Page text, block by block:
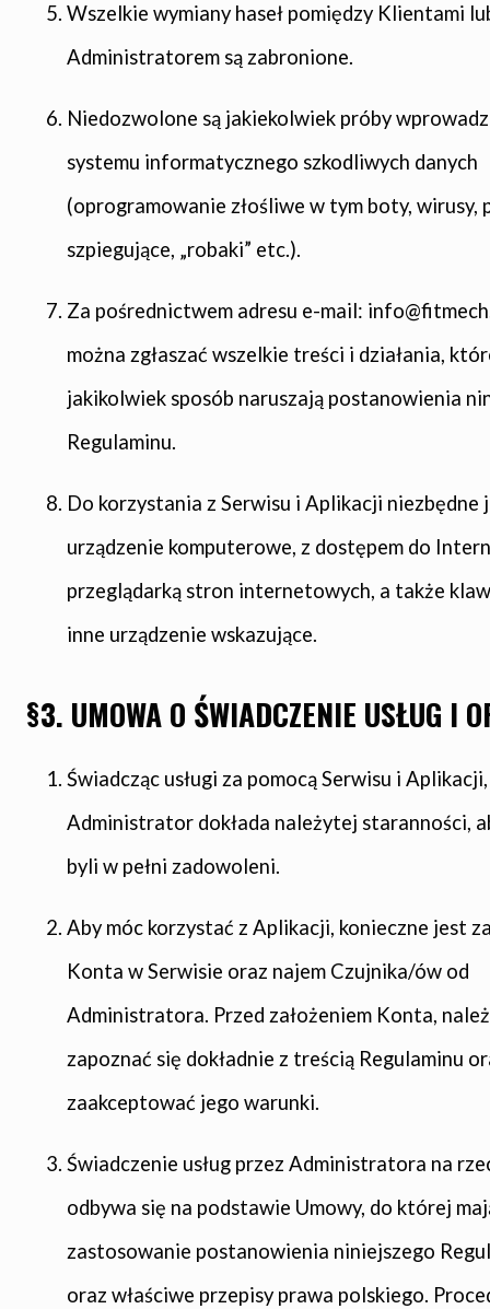
Wszelkie wymiany haseł pomiędzy Klientami
Administratorem są zabronione.
Niedozwolone są jakiekolwiek próby
systemu informatycznego szkodliwych danych
(oprogramowanie złośliwe w tym boty, wirusy,
szpiegujące, „robaki” etc.).
Za pośrednictwem adresu e-mail:
można zgłaszać wszelkie treści i działania,
jakikolwiek sposób naruszają postanowienia
Regulaminu.
Do korzystania z Serwisu i Aplikacji niezbędne
urządzenie komputerowe, z dostępem do
przeglądarką stron internetowych, a także
inne urządzenie wskazujące.
§3. UMOWA O ŚWIADCZENIE USŁUG I
Świadcząc usługi za pomocą Serwisu i Aplikacji,
Administrator dokłada należytej staranności,
byli w pełni zadowoleni.
Aby móc korzystać z Aplikacji, konieczne jest
Konta w Serwisie oraz najem Czujnika/ów od
Administratora. Przed założeniem Konta,
zapoznać się dokładnie z treścią Regulaminu
zaakceptować jego warunki.
Świadczenie usług przez Administratora na
odbywa się na podstawie Umowy, do której
zastosowanie postanowienia niniejszego
oraz właściwe przepisy prawa polskiego.